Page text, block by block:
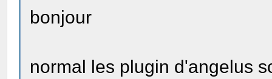
bonjour
normal les plugin d'angelus